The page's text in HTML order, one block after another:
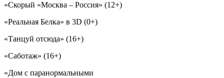
«Скорый «Москва – Россия» (12+)
«Реальная Белка» в 3D (0+)
«Танцуй отсюда» (16+)
«Саботаж» (16+)
«Дом с паранормальными